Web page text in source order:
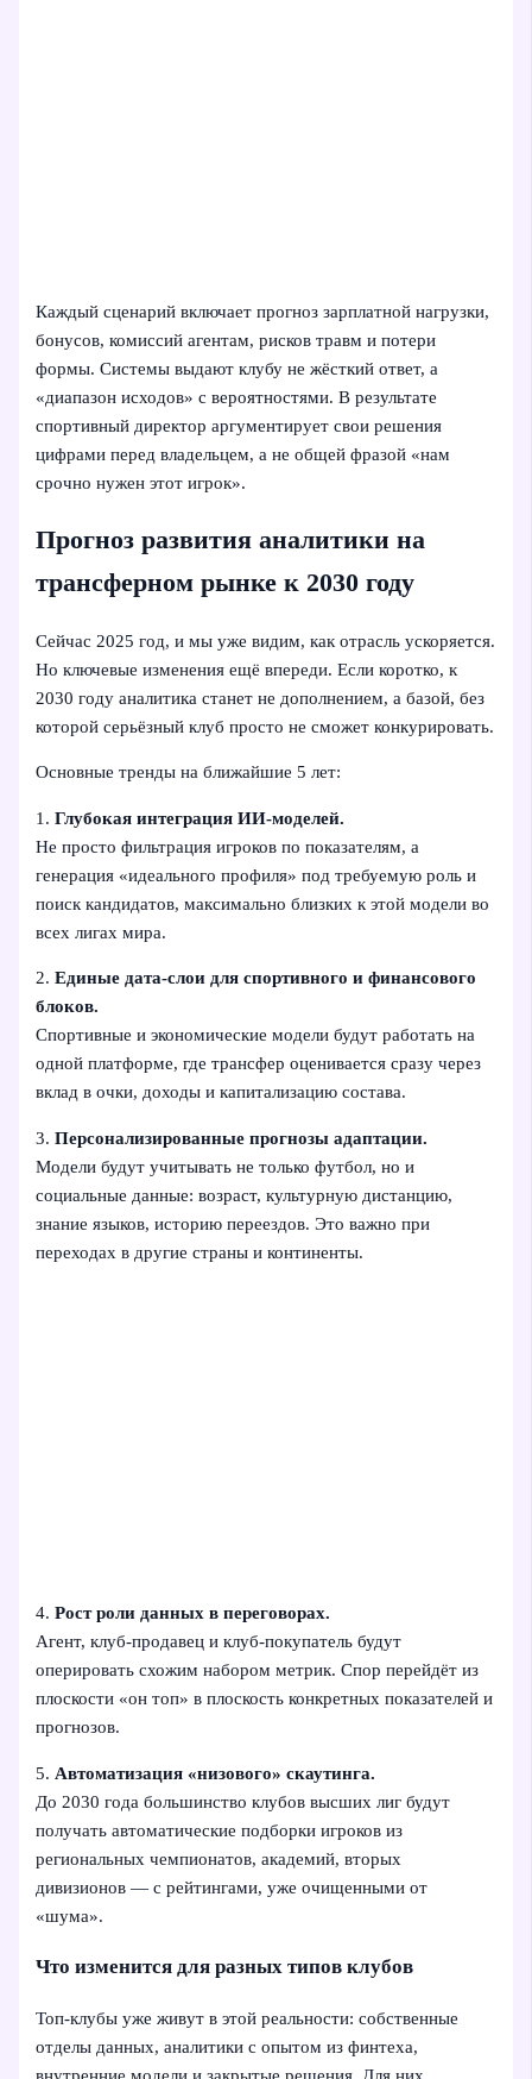
Каждый сценарий включает прогноз зарплатной нагрузки,
бонусов, комиссий агентам, рисков травм и потери
формы. Системы выдают клубу не жёсткий ответ, а
«диапазон исходов» с вероятностями. В результате
спортивный директор аргументирует свои решения
цифрами перед владельцем, а не общей фразой «нам
срочно нужен этот игрок».
Прогноз развития аналитики на
трансферном рынке к 2030 году
Сейчас 2025 год, и мы уже видим, как отрасль ускоряется.
Но ключевые изменения ещё впереди. Если коротко, к
2030 году аналитика станет не дополнением, а базой, без
которой серьёзный клуб просто не сможет конкурировать.
Основные тренды на ближайшие 5 лет:
1.Глубокая интеграция ИИ-моделей.
Не просто фильтрация игроков по показателям, а
генерация «идеального профиля» под требуемую роль и
поиск кандидатов, максимально близких к этой модели во
всех лигах мира.
2.Единые дата-слои для спортивного и финансового
блоков.
Спортивные и экономические модели будут работать на
одной платформе, где трансфер оценивается сразу через
вклад в очки, доходы и капитализацию состава.
3.Персонализированные прогнозы адаптации.
Модели будут учитывать не только футбол, но и
социальные данные: возраст, культурную дистанцию,
знание языков, историю переездов. Это важно при
переходах в другие страны и континенты.
4.Рост роли данных в переговорах.
Агент, клуб-продавец и клуб-покупатель будут
оперировать схожим набором метрик. Спор перейдёт из
плоскости «он топ» в плоскость конкретных показателей и
прогнозов.
5. Автоматизация «низового» скаутинга.
До 2030 года большинство клубов высших лиг будут
получать автоматические подборки игроков из
региональных чемпионатов, академий, вторых
дивизионов — с рейтингами, уже очищенными от
«шума».
Что изменится для разных типов клубов
Топ-клубы уже живут в этой реальности: собственные
отделы данных, аналитики с опытом из финтеха,
внутренние модели и закрытые решения. Для них